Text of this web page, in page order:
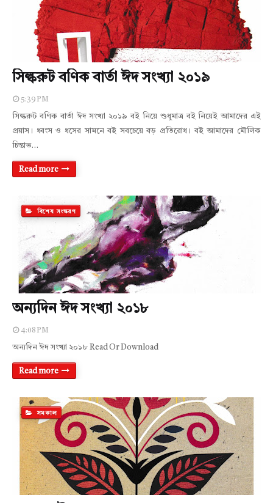
সিল্করুট বণিক বার্তা ঈদ সংখ্যা ২০১৯
5:39 PM
সিল্করুট বণিক বার্তা ঈদ সংখ্যা ২০১৯ বই নিয়ে শুধুমাত্র বই নিয়েই আমাদের এই
প্রয়াস। ধ্বংস ও ধসের সামনে বই সবচেয়ে বড় প্রতিরোধ। বই আমাদের মৌলিক
চিন্তাভ…
Read more
বিশেষ সংস্করণ
অন্যদিন ঈদ সংখ্যা ২০১৮
4:08 PM
অন্যদিন ঈদ সংখ্যা ২০১৮ Read Or Download
Read more
সমকাল